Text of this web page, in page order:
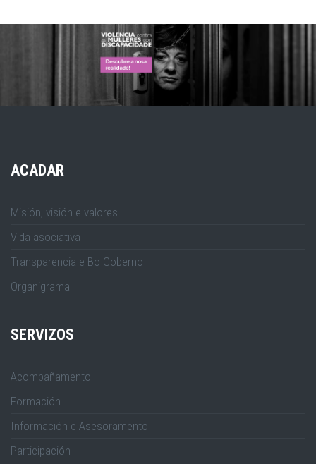
ACADAR
Misión, visión e valores
Vida asociativa
Transparencia e Bo Goberno
Organigrama
SERVIZOS
Acompañamento
Formación
Información e Asesoramento
Participación